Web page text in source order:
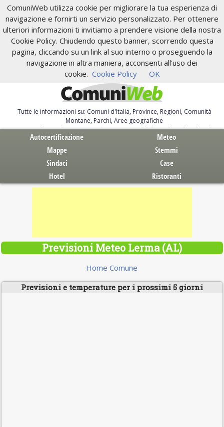
ComuniWeb utilizza cookie per migliorare la tua esperienza di
navigazione e fornirti un servizio personalizzato. Per ottenere
ulteriori informazioni ti invitiamo a prendere visione della nostra
Cookie Policy. Chiudendo questo banner, scorrendo questa
pagina, cliccando su un link al suo interno o proseguendo la
navigazione in altra maniera, acconsenti all'uso dei
cookie. Cookie Policy OK
Tutte le informazioni su: Comuni d'Italia, Province, Regioni, Comunità
Montane, Parchi, Aree geografiche
Servizi al Cittadino. Autocertificazione, moduli, leggi, free download
Autocertificazione
Meteo
Mappe
Stemmi
Sindaci
Case
Hotel
Ristoranti
Previsioni Meteo Lerma (AL)
Home Comune
Previsioni e temperature per i prossimi 5 giorni